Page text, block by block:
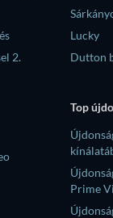
2.
Lucky
Dutton
Top
Prime